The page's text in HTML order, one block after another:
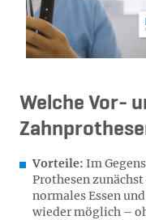
Welche Vor-
Vorteile: Im
Prothesen
normales Essen
wieder möglich –